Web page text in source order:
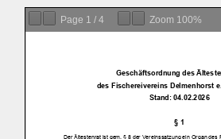
Page 1 /4 Zoom 100%